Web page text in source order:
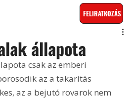
FELIRATKOZÁS
állapota
csak az emberi
az a takarítás
az a bejutó rovarok nem